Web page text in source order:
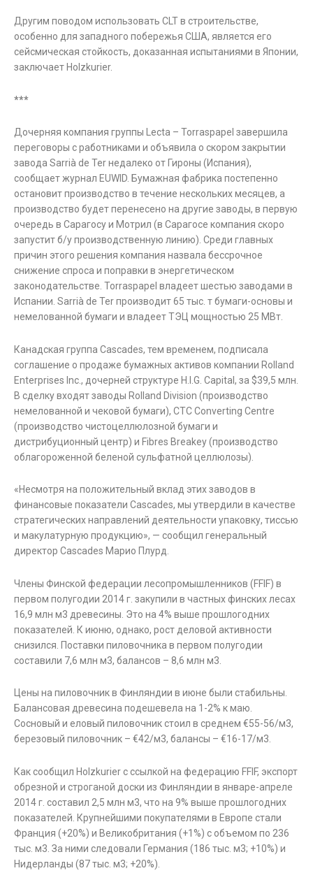
Другим поводом использовать CLT в строительстве,
особенно для западного побережья США, является его
сейсмическая стойкость, доказанная испытаниями в Японии,
заключает Holzkurier.
***
Дочерняя компания группы Lecta – Torraspapel завершила
переговоры с работниками и объявила о скором закрытии
завода Sarrià de Ter недалеко от Гироны (Испания),
сообщает журнал EUWID. Бумажная фабрика постепенно
остановит производство в течение нескольких месяцев, а
производство будет перенесено на другие заводы, в первую
очередь в Сарагосу и Мотрил (в Сарагосе компания скоро
запустит б/у производственную линию). Среди главных
причин этого решения компания назвала бессрочное
снижение спроса и поправки в энергетическом
законодательстве. Torraspapel владеет шестью заводами в
Испании. Sarrià de Ter производит 65 тыс. т бумаги-основы и
немелованной бумаги и владеет ТЭЦ мощностью 25 МВт.
Канадская группа Cascades, тем временем, подписала
соглашение о продаже бумажных активов компании Rolland
Enterprises Inc., дочерней структуре H.I.G. Capital, за $39,5 млн.
В сделку входят заводы Rolland Division (производство
немелованной и чековой бумаги), CTC Converting Centre
(производство чистоцеллюлозной бумаги и
дистрибуционный центр) и Fibres Breakey (производство
облагороженной беленой сульфатной целлюлозы).
«Несмотря на положительный вклад этих заводов в
финансовые показатели Cascades, мы утвердили в качестве
стратегических направлений деятельности упаковку, тиссью
и макулатурную продукцию», — сообщил генеральный
директор Cascades Марио Плурд.
Члены Финской федерации лесопромышленников (FFIF) в
первом полугодии 2014 г. закупили в частных финских лесах
16,9 млн м3 древесины. Это на 4% выше прошлогодних
показателей. К июню, однако, рост деловой активности
снизился. Поставки пиловочника в первом полугодии
составили 7,6 млн м3, балансов – 8,6 млн м3.
Цены на пиловочник в Финляндии в июне были стабильны.
Балансовая древесина подешевела на 1-2% к маю.
Сосновый и еловый пиловочник стоил в среднем €55-56/м3,
березовый пиловочник – €42/м3, балансы – €16-17/м3.
Как сообщил Holzkurier с ссылкой на федерацию FFIF, экспорт
обрезной и строганой доски из Финляндии в январе-апреле
2014 г. составил 2,5 млн м3, что на 9% выше прошлогодних
показателей. Крупнейшими покупателями в Европе стали
Франция (+20%) и Великобритания (+1%) с объемом по 236
тыс. м3. За ними следовали Германия (186 тыс. м3; +10%) и
Нидерланды (87 тыс. м3; +20%).